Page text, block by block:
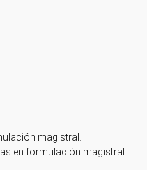
magistral.
en formulación magistral.